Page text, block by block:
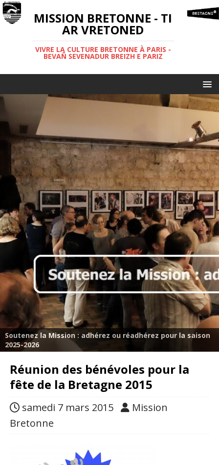
MISSION BRETONNE - TI
AR VRETONED
VIVRE LA CULTURE BRETONNE À PARIS -
BEVAÑ SEVENADUR BREIZH E PARIZ
Soutenez la Mission : adhérez ou réadhérez pour la saison
2025-2026
Réunion des bénévoles pour la
fête de la Bretagne 2015
samedi 7 mars 2015
Mission
Bretonne